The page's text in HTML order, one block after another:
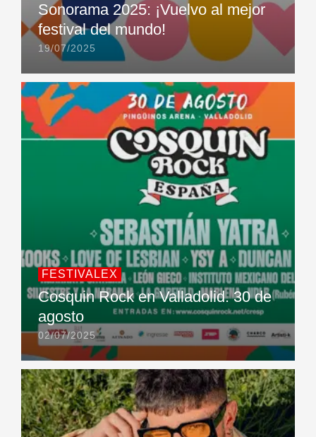
Sonorama 2025: ¡Vuelvo al mejor
festival del mundo!
19/07/2025
FESTIVALEX
Cosquin Rock en Valladolid. 30 de
agosto
02/07/2025